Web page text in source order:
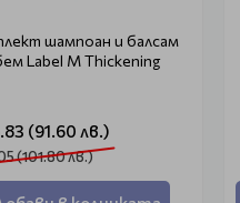
шампоан и балсам
Label M Thickening
(91.60 лв.)
(101.80 лв.)